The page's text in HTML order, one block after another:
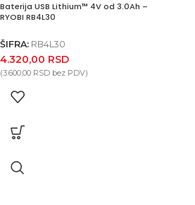
Baterija USB Lithium™ 4V od 3.0Ah –
RYOBI RB4L30
ŠIFRA: RB4L30
4.320,00 RSD
(3.600,00 RSD bez PDV)